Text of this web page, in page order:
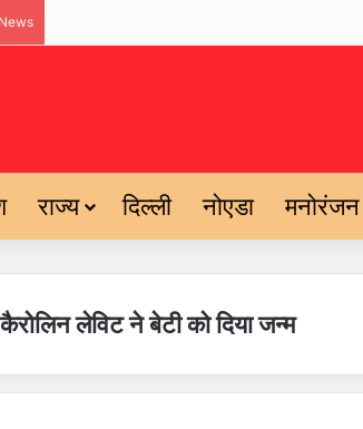
राज्य दिल्ली नोएडा मनोरंजन
लेविट ने बेटी को दिया जन्म